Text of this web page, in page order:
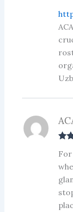
at
ed
1
ou
of
5
out